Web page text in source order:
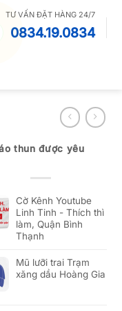
TƯ VẤN ĐẶT HÀNG 24/7
0834.19.0834
thun được yêu
Cờ Kênh Youtube
Linh Tinh - Thích thì
làm, Quận Bình
Thạnh
Mũ lưỡi trai Trạm
xăng dầu Hoàng Gia